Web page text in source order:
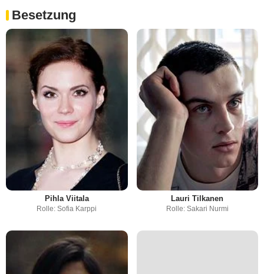
Besetzung
Pihla Viitala
Rolle: Sofia Karppi
Lauri Tilkanen
Rolle: Sakari Nurmi